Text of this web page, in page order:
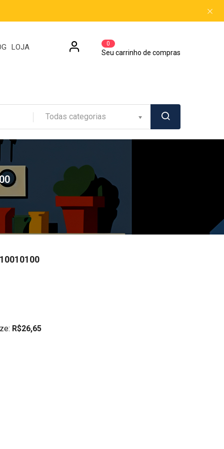
LOJA
Seu carrinho de compras
0
Todas categorias
R$26,65